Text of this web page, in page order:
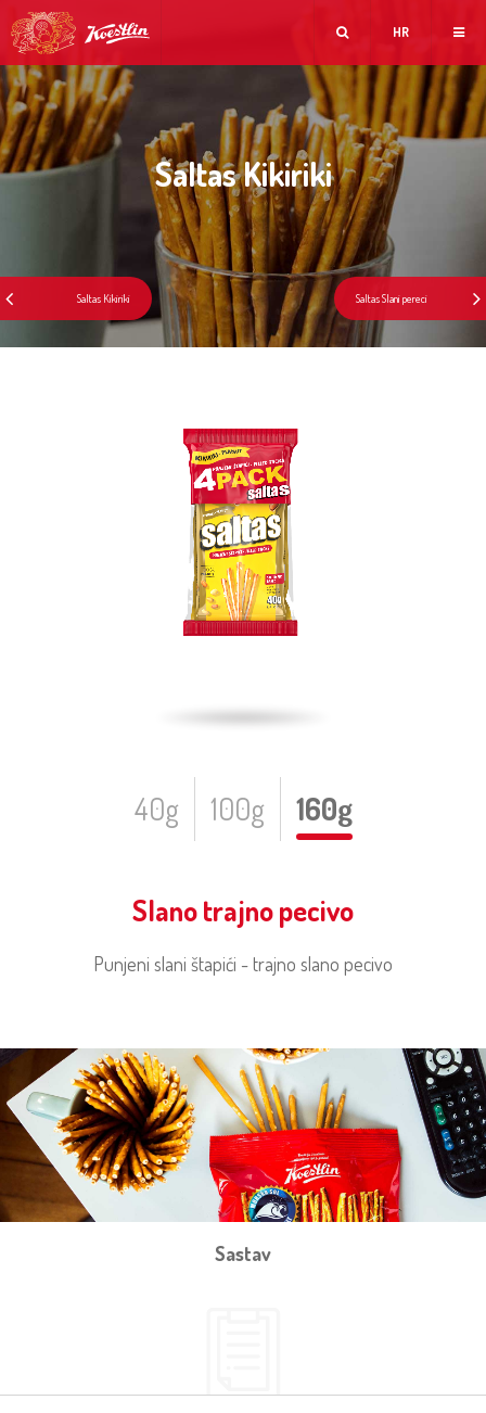
HR
Saltas Kikiriki
40g 100g 160g
Slano trajno pecivo
Punjeni slani štapići - trajno slano pecivo
Sastav